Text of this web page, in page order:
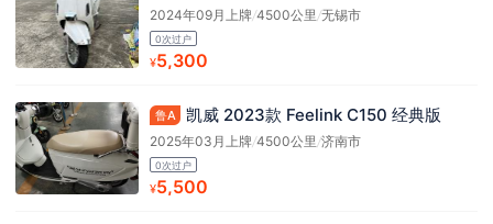
2024年09月上牌/4500公里 /无锡市
0次过户
¥5,300
鲁A 凯威 2023款 Feelink C150 经典版
2025年03月上牌/4500公里 /济南市
0次过户
¥5,500